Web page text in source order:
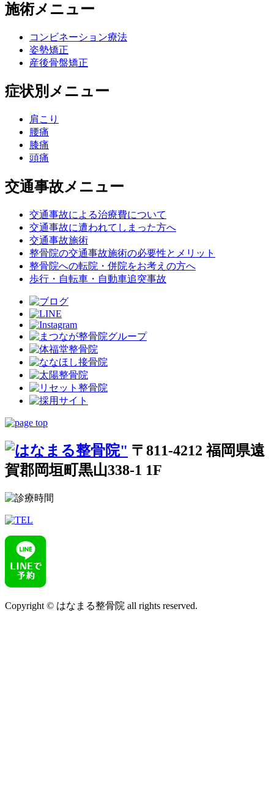
施術メニュー
コンビネーション療法
姿勢矯正
産後骨盤矯正
症状別メニュー
肩こり
腰痛
膝痛
頭痛
交通事故メニュー
交通事故による治療費について
交通事故に遭われてしまった方へ
交通事故施術
整骨院の交通事故施術の必要性とメリット
整骨院への転院・併院をお考えの方へ
歩行・自転車・自動車追突事故
〒811-4212 福岡県遠
賀郡岡垣町黒山338-1 1F
Copyright © はなまる整骨院 all rights reserved.